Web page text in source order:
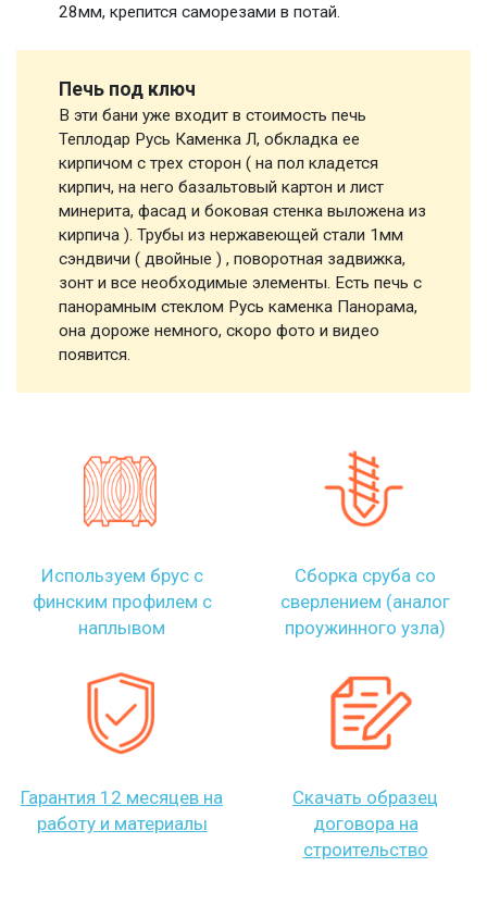
28мм, крепится саморезами в потай.
Печь под ключ
В эти бани уже входит в стоимость печь
Теплодар Русь Каменка Л, обкладка ее
кирпичом с трех сторон ( на пол кладется
кирпич, на него базальтовый картон и лист
минерита, фасад и боковая стенка выложена из
кирпича ). Трубы из нержавеющей стали 1мм
сэндвичи ( двойные ) , поворотная задвижка,
зонт и все необходимые элементы. Есть печь с
панорамным стеклом Русь каменка Панорама,
она дороже немного, скоро фото и видео
появится.
Используем брус с
финским профилем с
наплывом
Сборка сруба со
сверлением (аналог
проужинного узла)
Гарантия 12 месяцев на
работу и материалы
Скачать образец
договора на
строительство